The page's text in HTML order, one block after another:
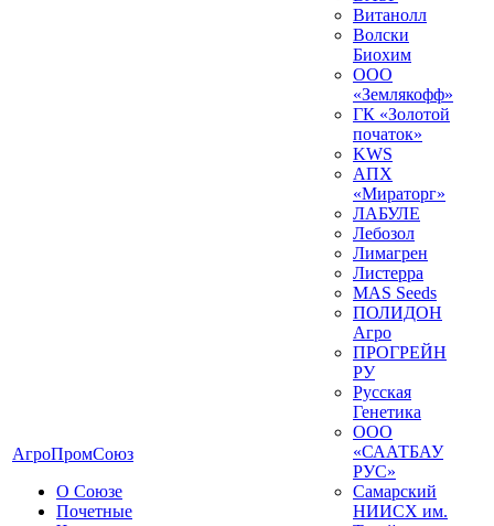
АгроПромСоюз
О Союзе
Почетные
Витанолл
Волски
Биохим
ООО
«Землякофф»
ГК «Золотой
початок»
KWS
AПX
«Мираторг»
ЛАБУЛЕ
Лебозол
Лимагрен
Листерра
MAS Seeds
ПОЛИДОН
Агро
ПРОГРЕЙН
РУ
Русская
Генетика
ООО
«СААТБАУ
РУС»
Самарский
НИИСХ им.